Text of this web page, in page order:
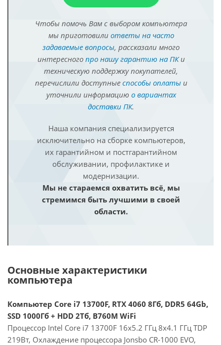
Чтобы помочь Вам с выбором компьютера
мы приготовили ответы на часто
задаваемые вопросы, рассказали много
интересного про нашу гарантию на ПКи
техническую поддержку покупателей,
перечислили доступные способы оплатыи
уточнили информацию о вариантах
доставки ПК.
Наша компания специализируется
исключительно на сборке компьютеров,
их гарантийном и постгарантийном
обслуживании, профилактике и
модернизации.
Мы не стараемся охватить всё, мы
стремимся быть лучшими в своей
области.
Основные характеристики
компьютера
Компьютер Core i7 13700F, RTX 4060 8Гб, DDR5 64Gb,
SSD 1000Гб + HDD 2Тб, B760M WiFi
Процессор Intel Core i7 13700F 16x5.2 ГГц 8x4.1 ГГц TDP
219Вт, Охлаждение процессора Jonsbo CR-1000 EVO,